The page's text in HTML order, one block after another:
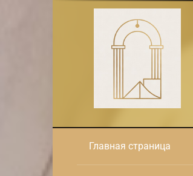
Главная страница